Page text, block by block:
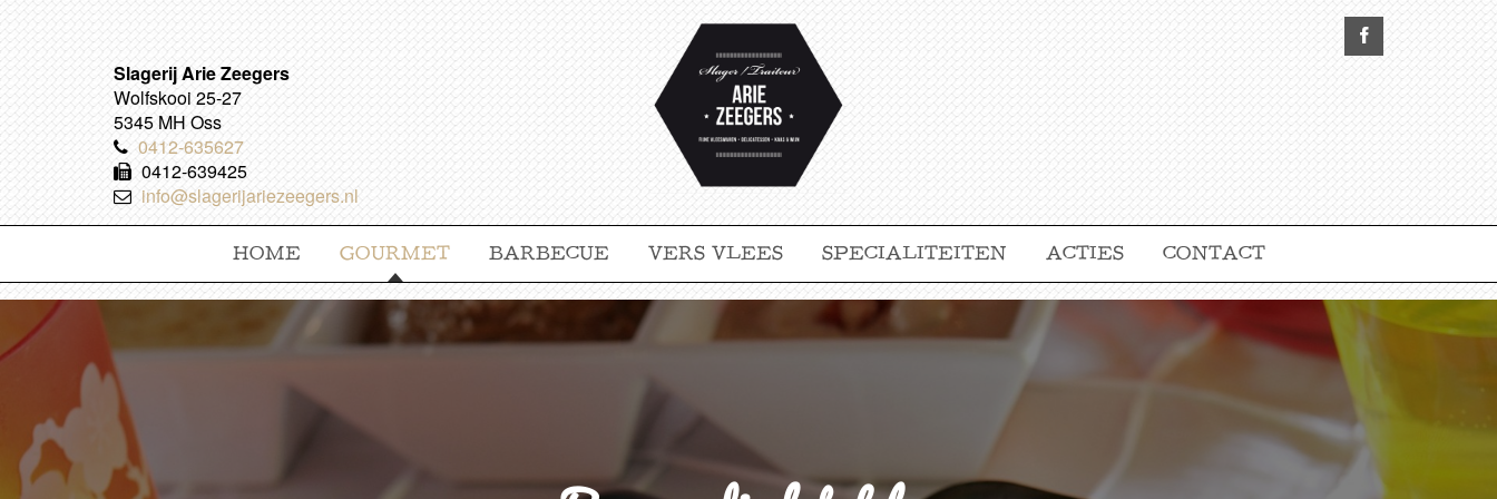
Slagerij Arie Zeegers
Wolfskooi 25-27
5345 MH Oss
0412-635627
0412-639425
info@slagerijariezeegers.nl
HOME GOURMET BARBECUE VERS VLEES SPECIALITEITEN ACTIES CONTACT